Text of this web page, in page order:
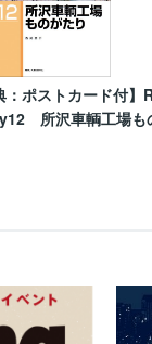
：ポストカード付】
所沢車輌工場も